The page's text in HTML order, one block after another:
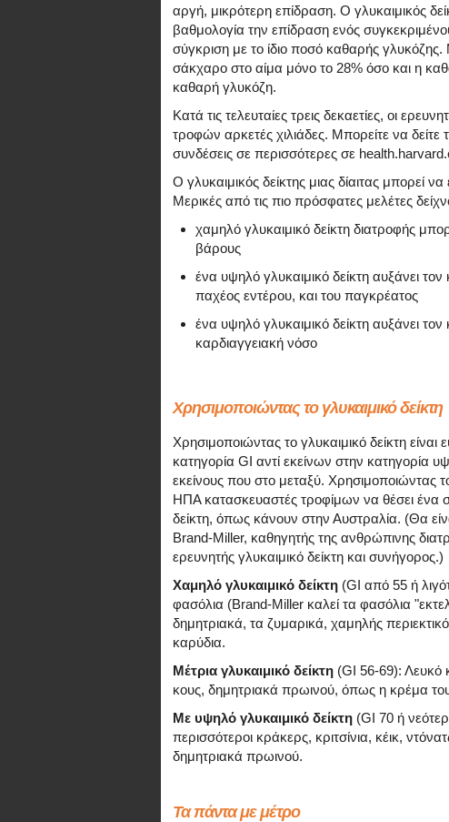
αργή, μικρότερη επίδραση. Ο γλυκαιμικός
βαθμολογία την επίδραση ενός
σύγκριση με το ίδιο ποσό καθαρής γλυκόζης.
σάκχαρο στο αίμα μόνο το 28% όσο και η
καθαρή γλυκόζη.
Κατά τις τελευταίες τρεις δεκαετίες, οι
τροφών αρκετές χιλιάδες. Μπορείτε να δείτε
συνδέσεις σε περισσότερες σε
Ο γλυκαιμικός δείκτης μιας δίαιτας μπορεί
Μερικές από τις πιο πρόσφατες μελέτες
χαμηλό γλυκαιμικό δείκτη διατροφής
βάρους
ένα υψηλό γλυκαιμικό δείκτη αυξάνει
παχέος εντέρου, και του παγκρέατος
ένα υψηλό γλυκαιμικό δείκτη αυξάνει
καρδιαγγειακή νόσο
Χρησιμοποιώντας το γλυκαιμικό δείκτη
Χρησιμοποιώντας το γλυκαιμικό δείκτη
κατηγορία GI αντί εκείνων στην κατηγορία
εκείνους που στο μεταξύ. Χρησιμοποιώντας
ΗΠΑ κατασκευαστές τροφίμων να θέσει ένα
δείκτη, όπως κάνουν στην Αυστραλία. (Θα
Brand-Miller, καθηγητής της ανθρώπινης
ερευνητής γλυκαιμικό δείκτη και συνήγορος.)
Χαμηλό γλυκαιμικό δείκτη (GI από 55 ή
φασόλια (Brand-Miller καλεί τα φασόλια
δημητριακά, τα ζυμαρικά, χαμηλής
καρύδια.
Μέτρια γλυκαιμικό δείκτη (GI 56-69): Λευκό
κους, δημητριακά πρωινού, όπως η κρέμα
Με υψηλό γλυκαιμικό δείκτη (GI 70 ή
περισσότεροι κράκερς, κριτσίνια, κέικ,
δημητριακά πρωινού.
Τα πάντα με μέτρο